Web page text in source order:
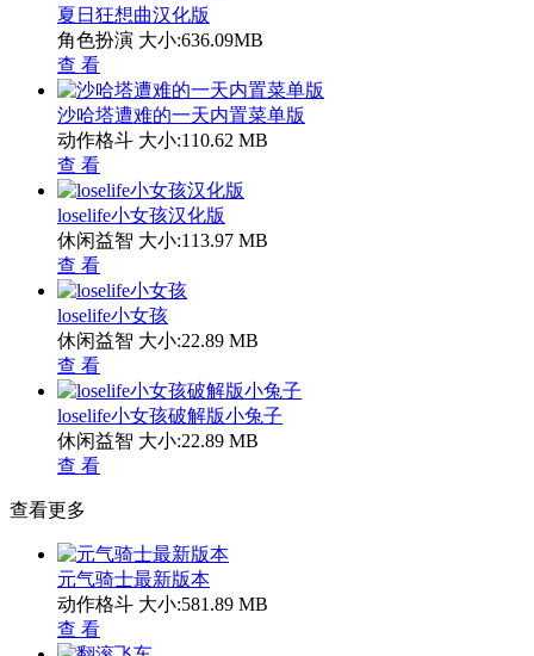
夏日狂想曲汉化版
角色扮演 大小:636.09MB
查 看
沙哈塔遭难的一天内置菜单版
动作格斗 大小:110.62 MB
查 看
loselife小女孩汉化版
休闲益智 大小:113.97 MB
查 看
loselife小女孩
休闲益智 大小:22.89 MB
查 看
loselife小女孩破解版小兔子
休闲益智 大小:22.89 MB
查 看
查看更多
元气骑士最新版本
动作格斗 大小:581.89 MB
查 看